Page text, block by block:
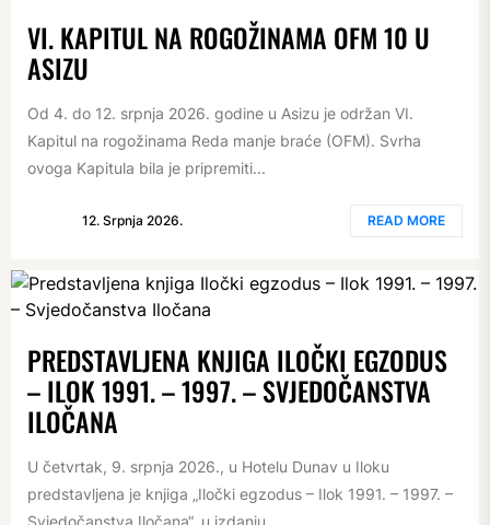
VI. KAPITUL NA ROGOŽINAMA OFM 10 U
ASIZU
Od 4. do 12. srpnja 2026. godine u Asizu je održan VI.
Kapitul na rogožinama Reda manje braće (OFM). Svrha
ovoga Kapitula bila je pripremiti...
12. Srpnja 2026. READ MORE
PREDSTAVLJENA KNJIGA ILOČKI EGZODUS
– ILOK 1991. – 1997. – SVJEDOČANSTVA
ILOČANA
U četvrtak, 9. srpnja 2026., u Hotelu Dunav u Iloku
predstavljena je knjiga „Iločki egzodus – Ilok 1991. – 1997. –